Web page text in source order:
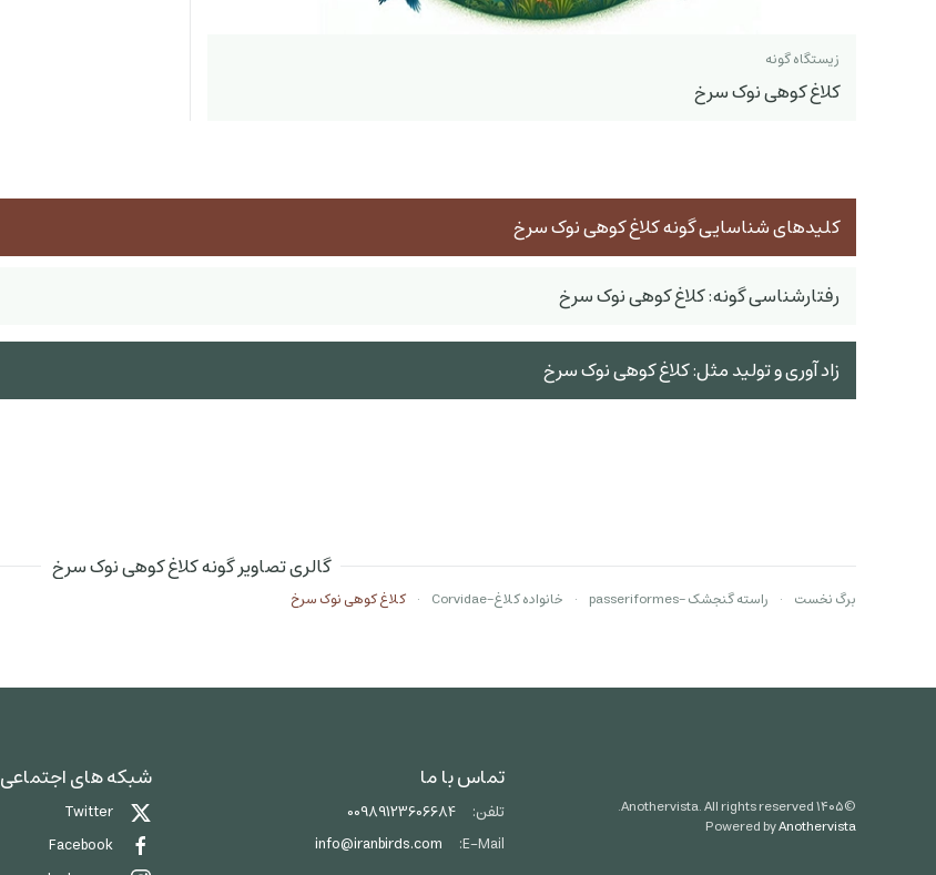
زیستگاه گونه
کلاغ کوهی نوک سرخ
کلیدهای شناسایی گونه کلاغ کوهی نوک سرخ
رفتارشناسی گونه: کلاغ کوهی نوک سرخ
زاد آوری و تولید مثل: کلاغ کوهی نوک سرخ
گالری تصاویر گونه کلاغ کوهی نوک سرخ
برگ نخست راسته گنجشک -passeriformes خانواده کلاغ-Corvidae کلاغ کوهی نوک سرخ
©۱۴۰۵
Powered byAnothervista
تماس با ما
تلفن:
00989123606684
E-Mail:
info@iranbirds.com
شبکه های اجتماعی
Twitter
Facebook